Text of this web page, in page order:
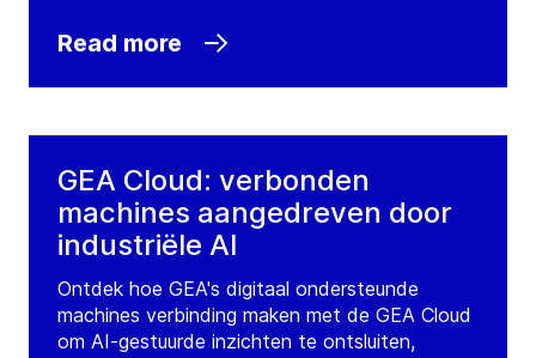
Read more
GEA Cloud: verbonden
machines aangedreven door
industriële AI
Ontdek hoe GEA's digitaal ondersteunde
machines verbinding maken met de GEA Cloud
om AI-gestuurde inzichten te ontsluiten,